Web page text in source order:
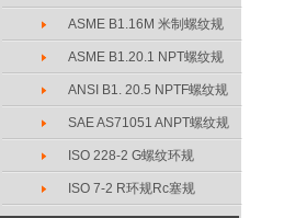
ASME B1.16M 米制螺纹规
ASME B1.20.1 NPT螺纹规
ANSI B1. 20.5 NPTF螺纹规
SAE AS71051 ANPT螺纹规
ISO 228-2 G螺纹环规
ISO 7-2 R环规Rc塞规